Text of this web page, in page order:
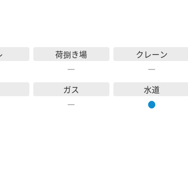
荷捌き場
―
クレーン
―
ガス
―
水道
●